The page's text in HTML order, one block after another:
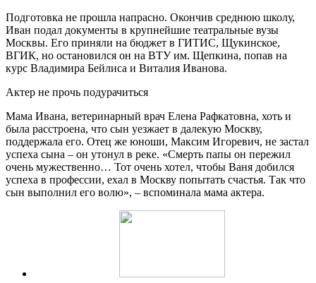
Подготовка не прошла напрасно. Окончив среднюю школу,
Иван подал документы в крупнейшие театральные вузы
Москвы. Его приняли на бюджет в ГИТИС, Щукинское,
ВГИК, но остановился он на ВТУ им. Щепкина, попав на
курс Владимира Бейлиса и Виталия Иванова.
Актер не прочь подурачиться
Мама Ивана, ветеринарный врач Елена Рафкатовна, хоть и
была расстроена, что сын уезжает в далекую Москву,
поддержала его. Отец же юноши, Максим Игоревич, не застал
успеха сына – он утонул в реке. «Смерть папы он пережил
очень мужественно… Тот очень хотел, чтобы Ваня добился
успеха в профессии, ехал в Москву попытать счастья. Так что
сын выполнил его волю», – вспоминала мама актера.